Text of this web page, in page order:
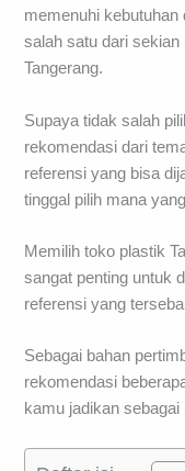
memenuhi kebutuhan
salah satu dari
Tangerang.
Supaya tidak salah
rekomendasi dari
referensi yang bisa
tinggal pilih mana
Memilih toko plastik
sangat penting untuk
referensi yang
Sebagai bahan
rekomendasi
kamu jadikan sebagai